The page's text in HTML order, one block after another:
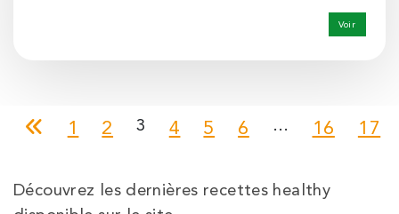
Voir
1 2 3 4 5 6 … 16 17
Découvrez les dernières recettes healthy